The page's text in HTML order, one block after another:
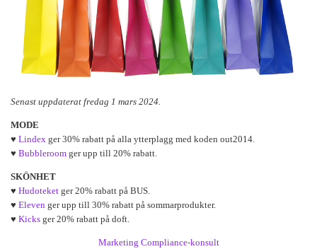
Senast uppdaterat fredag 1 mars 2024.
MODE
♥ Lindex ger 30% rabatt på alla ytterplagg med koden out2014.
♥ Bubbleroom ger upp till 20% rabatt.
SKÖNHET
♥ Hudoteket ger 20% rabatt på BUS.
♥ Eleven ger upp till 30% rabatt på sommarprodukter.
♥ Kicks ger 20% rabatt på doft.
Marketing Compliance-konsult